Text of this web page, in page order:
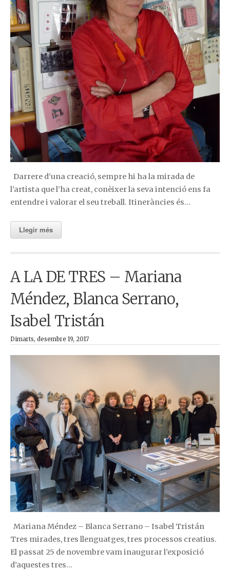
Darrere d’una creació, sempre hi ha la mirada de
l’artista que l’ha creat, conèixer la seva intenció ens fa
entendre i valorar el seu treball. Itineràncies és…
Llegir més
A LA DE TRES – Mariana
Méndez, Blanca Serrano,
Isabel Tristán
Dimarts, desembre 19, 2017
Mariana Méndez – Blanca Serrano – Isabel Tristán
Tres mirades, tres llenguatges, tres processos creatius.
El passat 25 de novembre vam inaugurar l’exposició
d’aquestes tres…